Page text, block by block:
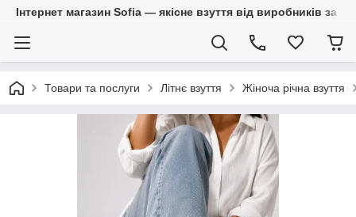
Інтернет магазин Sofia — якісне взуття від виробників за
Товари та послуги Літнє взуття Жіноча річна взуття